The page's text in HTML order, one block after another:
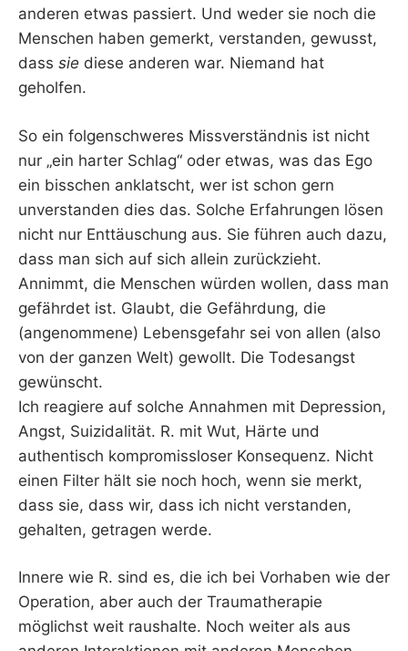
anderen etwas passiert. Und weder sie noch die
Menschen haben gemerkt, verstanden, gewusst,
dass sie diese anderen war. Niemand hat
geholfen.
So ein folgenschweres Missverständnis ist nicht
nur „ein harter Schlag“ oder etwas, was das Ego
ein bisschen anklatscht, wer ist schon gern
unverstanden dies das. Solche Erfahrungen lösen
nicht nur Enttäuschung aus. Sie führen auch dazu,
dass man sich auf sich allein zurückzieht.
Annimmt, die Menschen würden wollen, dass man
gefährdet ist. Glaubt, die Gefährdung, die
(angenommene) Lebensgefahr sei von allen (also
von der ganzen Welt) gewollt. Die Todesangst
gewünscht.
Ich reagiere auf solche Annahmen mit Depression,
Angst, Suizidalität. R. mit Wut, Härte und
authentisch kompromissloser Konsequenz. Nicht
einen Filter hält sie noch hoch, wenn sie merkt,
dass sie, dass wir, dass ich nicht verstanden,
gehalten, getragen werde.
Innere wie R. sind es, die ich bei Vorhaben wie der
Operation, aber auch der Traumatherapie
möglichst weit raushalte. Noch weiter als aus